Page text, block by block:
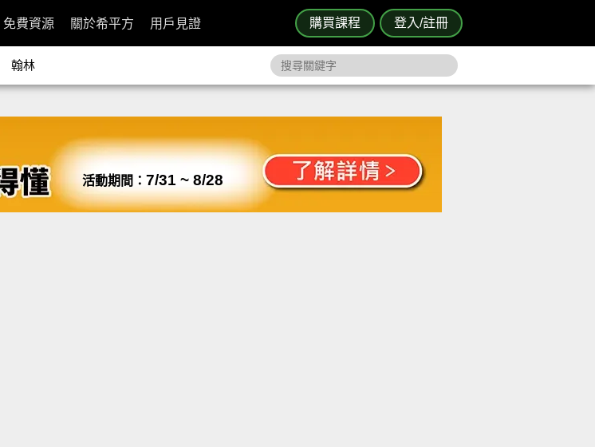
購買課程 登入/註冊
免費資源 關於希平方 用戶見證
翰林
活動期間： 7/31 ~ 8/28